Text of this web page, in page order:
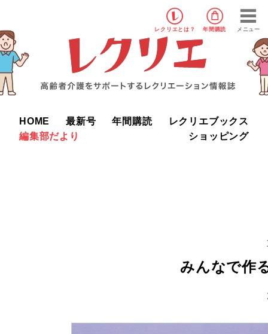
レクリエ とは？ 年間購読 メニュー
HOME 最新号 年間購読
レクリエブックス
編集部だより
ショッピング
みんなで作